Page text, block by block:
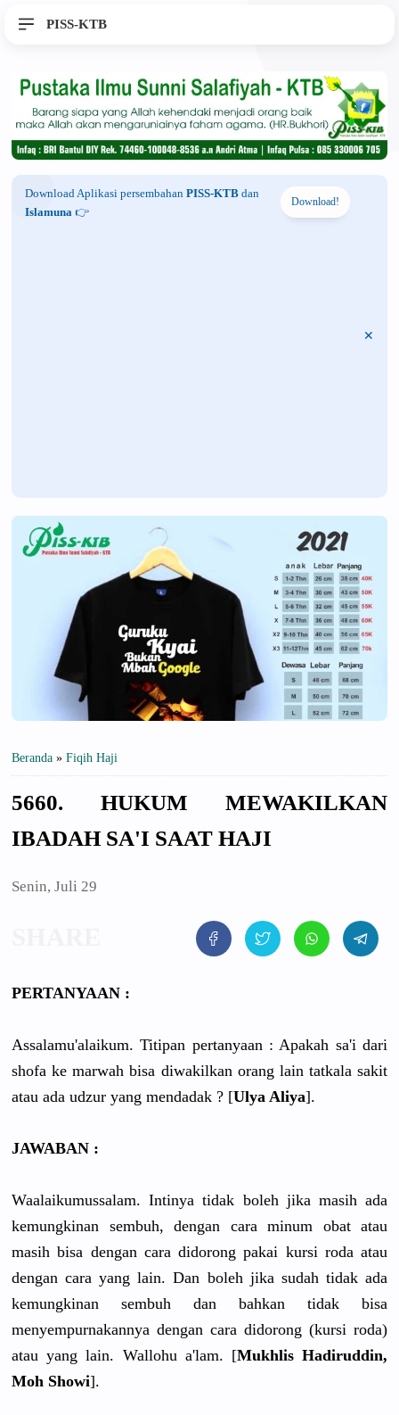
PISS-KTB
Download Aplikasi persembahan PISS-KTB dan
Islamuna 👉
Download!
Beranda » Fiqih Haji
5660. HUKUM MEWAKILKAN
IBADAH SA'I SAAT HAJI
Senin, Juli 29
PERTANYAAN :
Assalamu'alaikum. Titipan pertanyaan : Apakah sa'i dari
shofa ke marwah bisa diwakilkan orang lain tatkala sakit
atau ada udzur yang mendadak ? [Ulya Aliya].
JAWABAN :
Waalaikumussalam. Intinya tidak boleh jika masih ada
kemungkinan sembuh, dengan cara minum obat atau
masih bisa dengan cara didorong pakai kursi roda atau
dengan cara yang lain. Dan boleh jika sudah tidak ada
kemungkinan sembuh dan bahkan tidak bisa
menyempurnakannya dengan cara didorong (kursi roda)
atau yang lain. Wallohu a'lam. [Mukhlis Hadiruddin,
Moh Showi].